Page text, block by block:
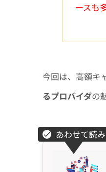
ースも
今回は、高額キ
るプロバイダの